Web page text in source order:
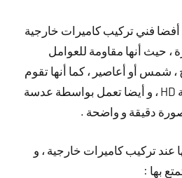
أفضا فني تركيب كاميرات خارجية
حيث أنها مقاومة للعوامل
، شمس أو أعاصير ، كما أنها تقوم
ببث الصورة بوضوع و دقة HD ، و أيضا تعمل بواسطة عدسة
دقيقة و واضحة .
عند تركيب كاميرات خارجية ، و
بها :